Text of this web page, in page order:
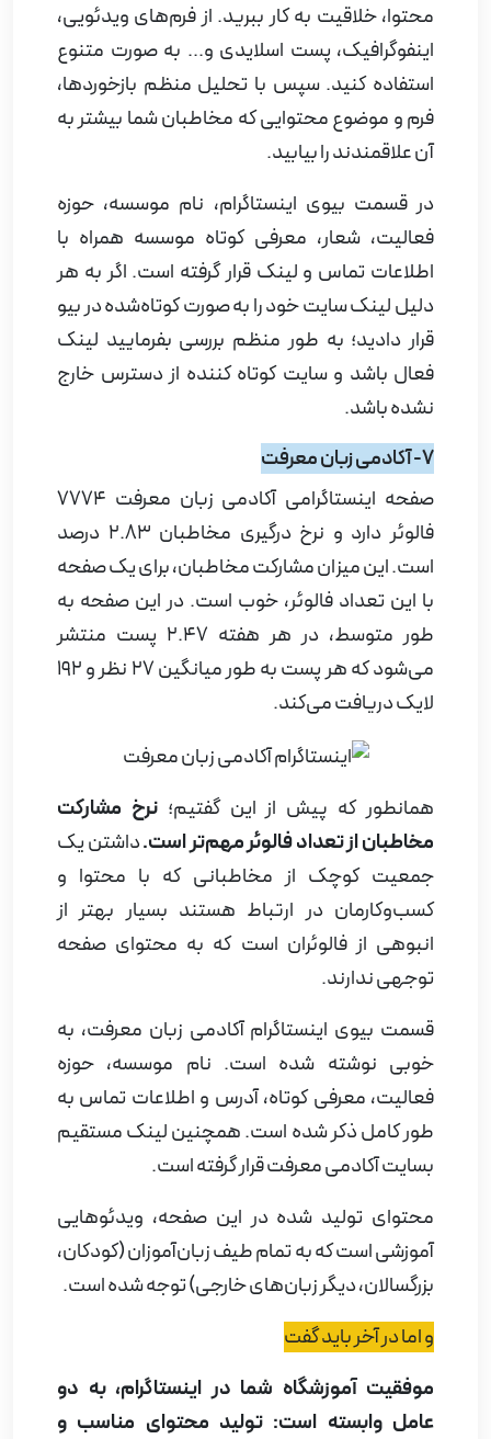
محتوا، خلاقیت به کار ببرید. از فرم‌های ویدئویی،
اینفوگرافیک، پست اسلایدی و... به صورت متنوع
استفاده کنید. سپس با تحلیل منظم بازخوردها،
فرم و موضوع محتوایی که مخاطبان شما بیشتر به
آن علاقمندند را بیابید.
در قسمت بیوی اینستاگرام، نام موسسه، حوزه
فعالیت، شعار، معرفی کوتاه موسسه همراه با
اطلاعات تماس و لینک قرار گرفته است. اگر به هر
دلیل لینک سایت خود را به صورت کوتاه‌شده در بیو
قرار دادید؛ به طور منظم بررسی بفرمایید لینک
فعال باشد و سایت کوتاه کننده از دسترس خارج
نشده باشد.
7- آکادمی زبان معرفت
صفحه اینستاگرامی آکادمی زبان معرفت 7774
فالوئر دارد و نرخ درگیری مخاطبان 2.83 درصد
است. این میزان مشارکت مخاطبان، برای یک صفحه
با این تعداد فالوئر، خوب است. در این صفحه به
طور متوسط، در هر هفته 2.47 پست منتشر
می‌شود که هر پست به طور میانگین 27 نظر و 192
لایک دریافت می‌کند.
همانطور که پیش از این گفتیم؛ نرخ مشارکت
مخاطبان از تعداد فالوئر مهم‌تر است.داشتن یک
جمعیت کوچک از مخاطبانی که با محتوا و
کسب‌و‌کارمان در ارتباط هستند بسیار بهتر از
انبوهی از فالوئران است که به محتوای صفحه
توجهی ندارند.
قسمت بیوی اینستاگرام آکادمی زبان معرفت، به
خوبی نوشته شده است. نام موسسه، حوزه
فعالیت، معرفی کوتاه، آدرس و اطلاعات تماس به
طور کامل ذکر شده است. همچنین لینک مستقیم
بسایت آکادمی معرفت قرار گرفته است.
محتوای تولید شده در این صفحه، ویدئوهایی
آموزشی است که به تمام طیف زبان‌آموزان (کودکان،
بزرگسالان، دیگر زبان‌های خارجی) توجه شده است.
و اما در آخر باید گفت
موفقیت آموزشگاه شما در اینستاگرام، به دو
عامل وابسته است: تولید محتوای مناسب و